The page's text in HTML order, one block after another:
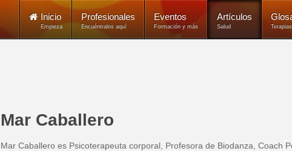
Inicio
Empieza
Profesionales
Encuéntralos aquí
Eventos
Formación y más
Artículos
Salud Terapias
Mar Caballero
Mar Caballero es Psicoterapeuta corporal, Profesora de Biodanza, Coach